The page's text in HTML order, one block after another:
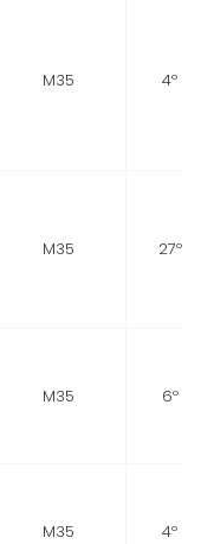
M35 4º
M35 27º
M35 6º
M35 4º